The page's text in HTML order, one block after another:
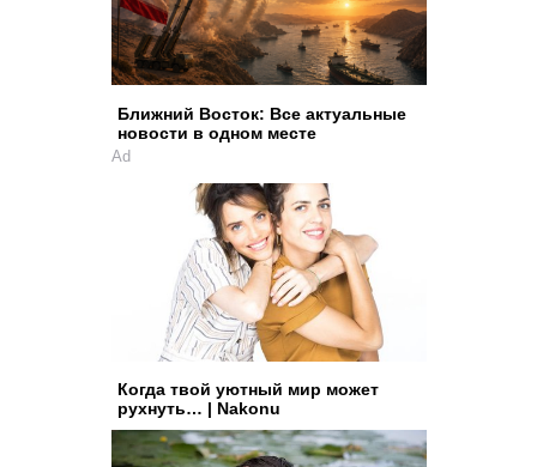
Ближний Восток: Все актуальные
новости в одном месте
Ad
Когда твой уютный мир может
рухнуть… | Nakonu